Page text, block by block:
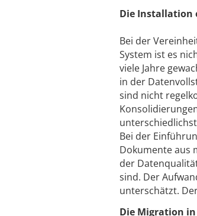
Die Installation
Bei der
System ist es
viele Jahre
in der
sind nicht
Bei der
Dokumente aus
der
sind. Der
unterschätzt.
Die Migration